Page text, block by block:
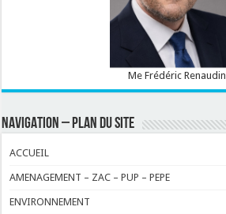
Me Frédéric Renaudin
NAVIGATION – PLAN DU SITE
ACCUEIL
AMENAGEMENT – ZAC – PUP – PEPE
ENVIRONNEMENT